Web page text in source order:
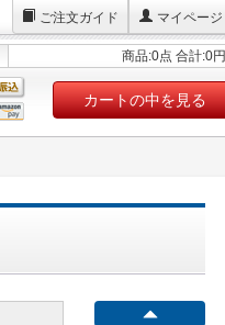
ご注文ガイド マイページ
商品:0点 合計:0円
カートの中を見る